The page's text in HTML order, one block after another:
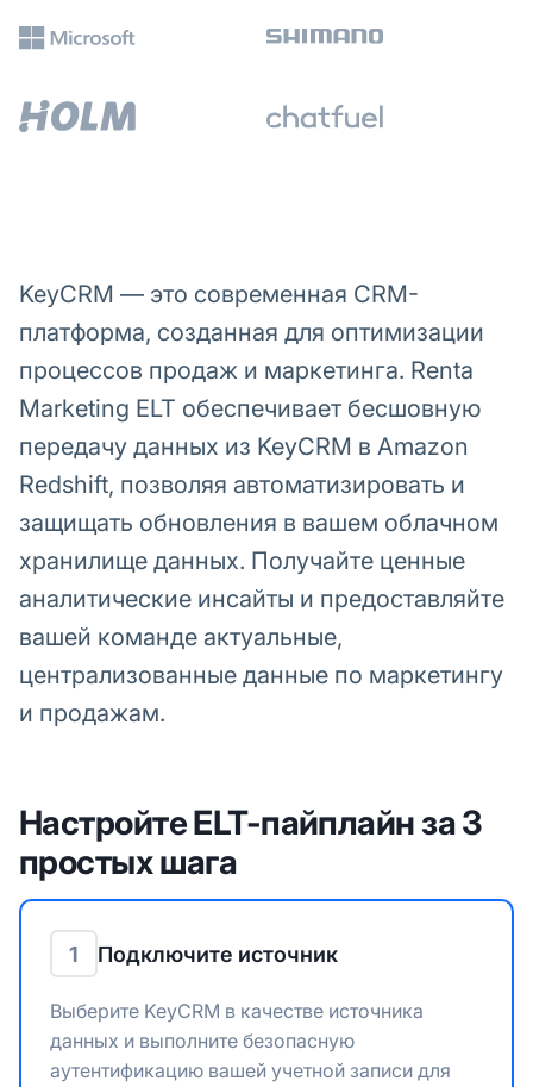
KeyCRM — это современная CRM-
платформа, созданная для оптимизации
процессов продаж и маркетинга. Renta
Marketing ELT обеспечивает бесшовную
передачу данных из KeyCRM в Amazon
Redshift, позволяя автоматизировать и
защищать обновления в вашем облачном
хранилище данных. Получайте ценные
аналитические инсайты и предоставляйте
вашей команде актуальные,
централизованные данные по маркетингу
и продажам.
Настройте ELT-пайплайн за 3
простых шага
1 Подключите источник
Выберите KeyCRM в качестве источника
данных и выполните безопасную
аутентификацию вашей учетной записи для